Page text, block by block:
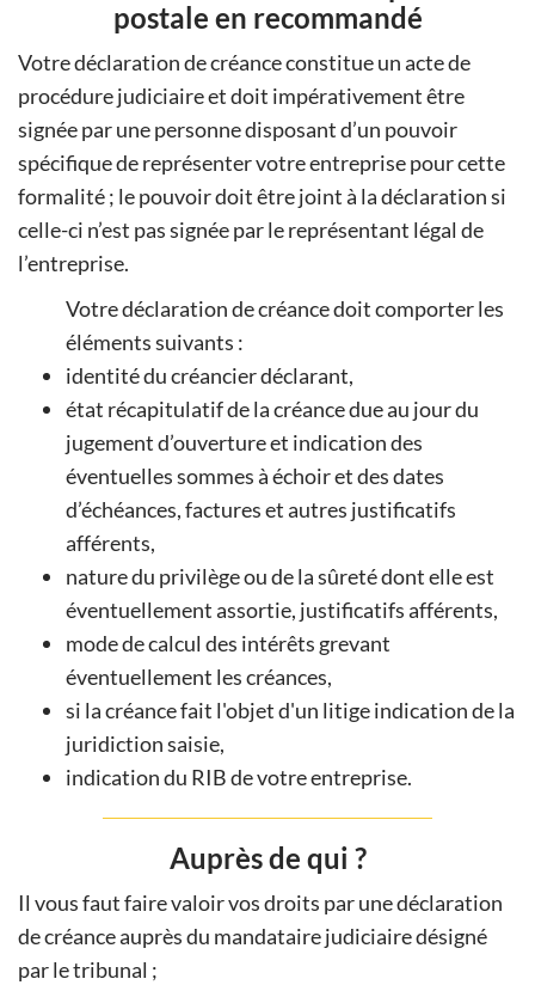
postale en recommandé
Votre déclaration de créance constitue un acte de
procédure judiciaire et doit impérativement être
signée par une personne disposant d’un pouvoir
spécifique de représenter votre entreprise pour cette
formalité ; le pouvoir doit être joint à la déclaration si
celle-ci n’est pas signée par le représentant légal de
l’entreprise.
Votre déclaration de créance doit comporter les
éléments suivants :
identité du créancier déclarant,
état récapitulatif de la créance due au jour du
jugement d’ouverture et indication des
éventuelles sommes à échoir et des dates
d’échéances, factures et autres justificatifs
afférents,
nature du privilège ou de la sûreté dont elle est
éventuellement assortie, justificatifs afférents,
mode de calcul des intérêts grevant
éventuellement les créances,
si la créance fait l'objet d'un litige indication de la
juridiction saisie,
indication du RIB de votre entreprise.
Auprès de qui ?
Il vous faut faire valoir vos droits par une déclaration
de créance auprès du mandataire judiciaire désigné
par le tribunal ;